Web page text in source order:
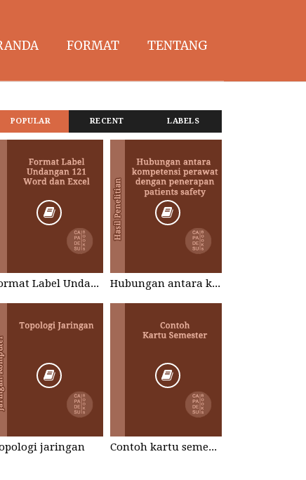
FORMAT TENTANG
POPULAR RECENT LABELS
Format Label Undangan 121 Word dan Excel Hubungan antara kompetensi perawat dengan penerapan patients safety
jaringan Contoh kartu semester